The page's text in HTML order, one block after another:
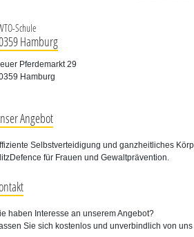
Schule
Hamburg
Pferdemarkt 29
Hamburg
Angebot
Selbstverteidigung und ganzheitliches
für Frauen und Gewaltprävention.
haben Interesse an unserem Angebot?
Sie sich kostenlos und unverbindlich von